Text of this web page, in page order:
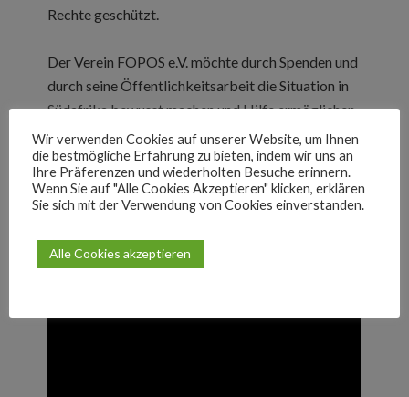
Rechte geschützt.
Der Verein FOPOS e.V. möchte durch Spenden und
durch seine Öffentlichkeitsarbeit die Situation in
Südafrika bewusst machen und Hilfe ermöglichen.
Geschäftsführer des Vereins ist Klaus Lauck, der
als assoziiertes Mitglied der Föderation angehört.
Kontakt und weitere Informationen überKlaus
Lauckund mit demInfoblatt .
Das folgende Video (Herbst 2017) stellt die
Wir verwenden Cookies auf unserer Website, um Ihnen
die bestmögliche Erfahrung zu bieten, indem wir uns an
Ihre Präferenzen und wiederholten Besuche erinnern.
Wenn Sie auf "Alle Cookies Akzeptieren" klicken, erklären
Sie sich mit der Verwendung von Cookies einverstanden.
Alle Cookies akzeptieren